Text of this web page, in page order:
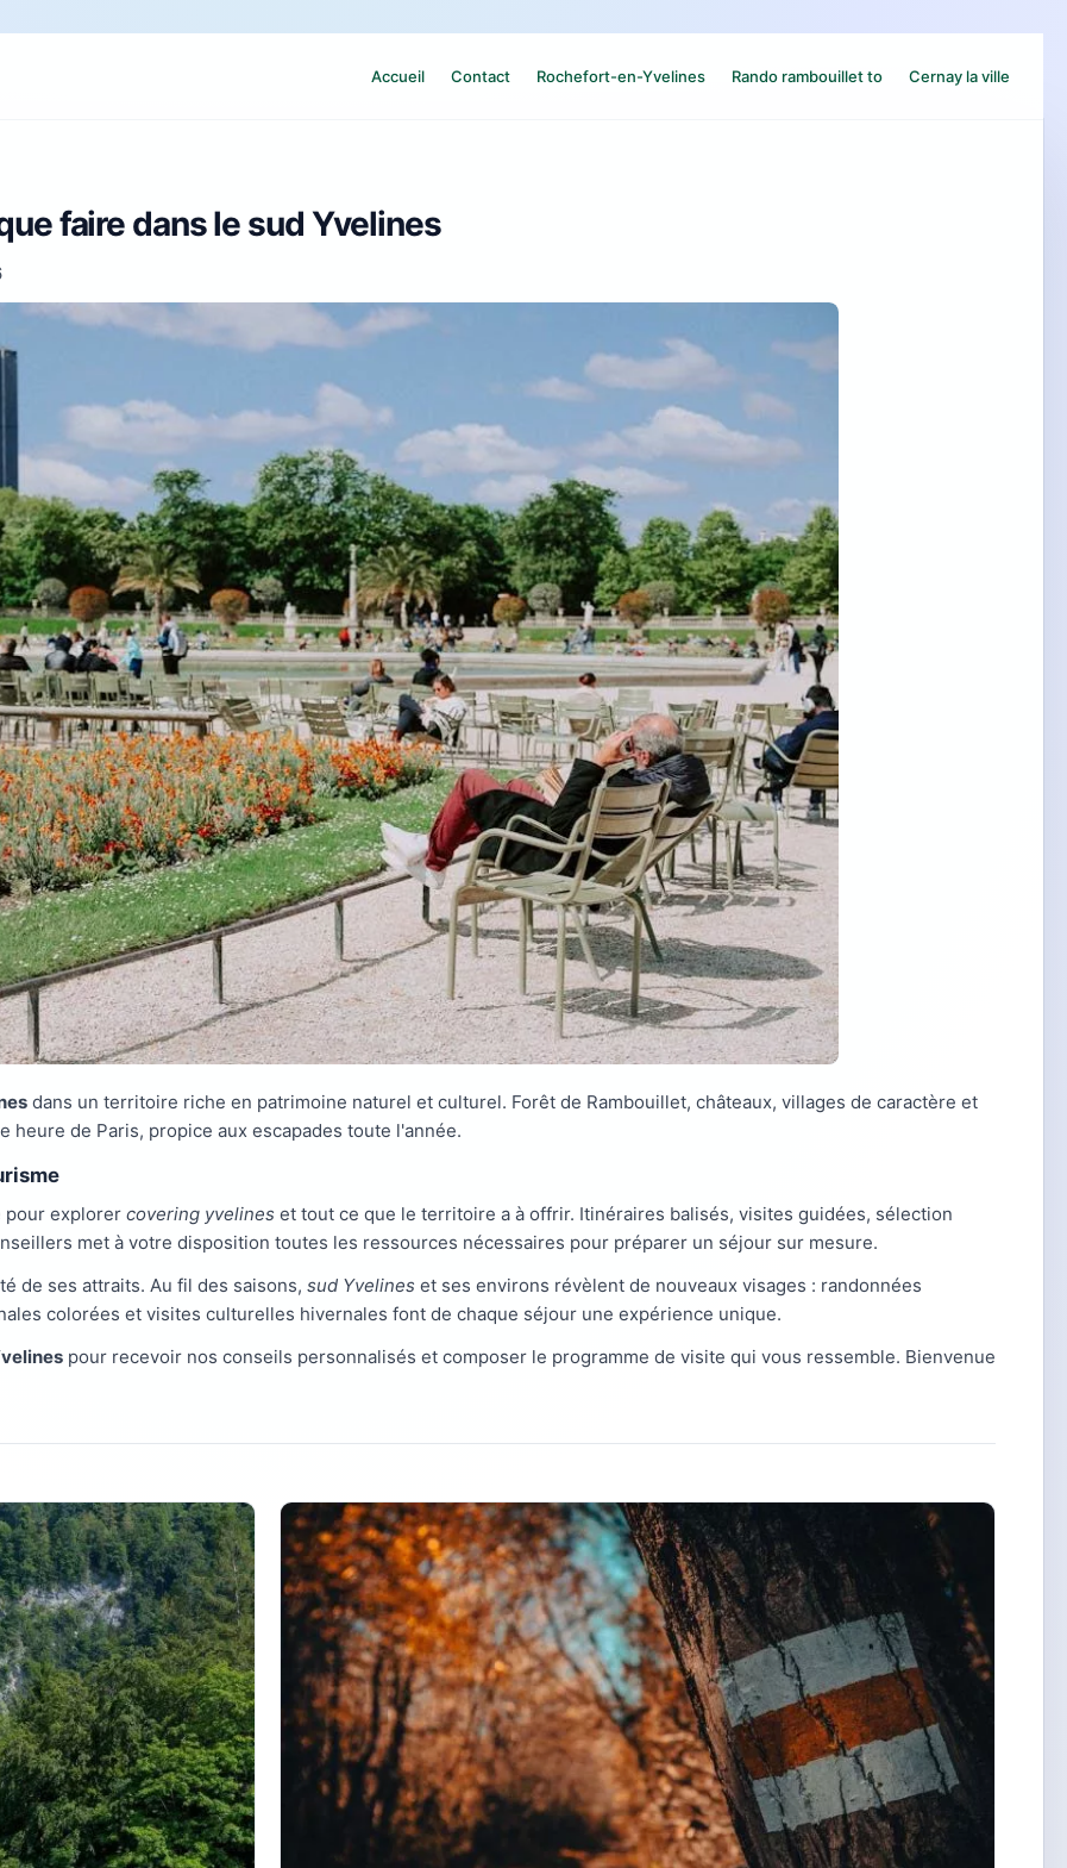
Accueil Contact Rochefort-en-Yvelines Rando rambouillet to Cernay la ville
faire dans le sud Yvelines
dans un territoire riche en patrimoine naturel et culturel. Forêt de Rambouillet, châteaux, villages de caractère et
de Paris, propice aux escapades toute l'année.
pour explorer covering yvelines et tout ce que le territoire a à offrir. Itinéraires balisés, visites guidées, sélection
met à votre disposition toutes les ressources nécessaires pour préparer un séjour sur mesure.
de ses attraits. Au fil des saisons, sud Yvelines et ses environs révèlent de nouveaux visages : randonnées
colorées et visites culturelles hivernales font de chaque séjour une expérience unique.
pour recevoir nos conseils personnalisés et composer le programme de visite qui vous ressemble. Bienvenue